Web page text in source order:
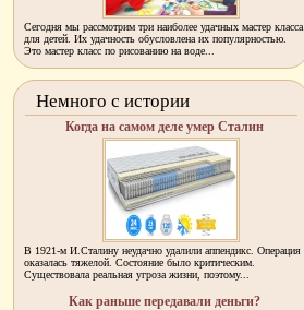
Сегодня мы рассмотрим три наиболее удачных мастер класса
для детей. Их удачность обусловлена их популярностью.
Это мастер класс по рисованию на воде...
Немного с истории
Когда на самом деле умер Сталин
В 1921-м И.Сталину неудачно удалили аппендикс. Операция
оказалась тяжелой. Состояние было критическим.
Существовала реальная угроза жизни, поэтому...
Как раньше передавали деньги?